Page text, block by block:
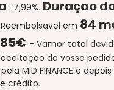
: 7,99%. Duraçao
Reembolsavel em 84
- Vamor total
do vosso
MID FINANCE e
crédito.